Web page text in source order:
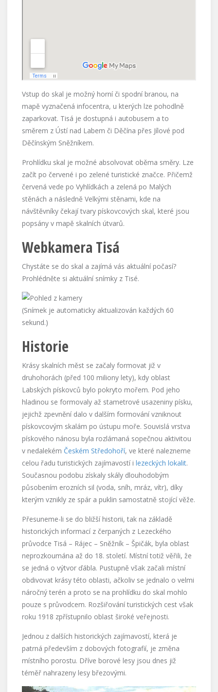
Vstup do skal je možný horní či spodní branou, na
mapě vyznačená infocentra, u kterých lze pohodlně
zaparkovat. Tisá je dostupná i autobusem a to
směrem z Ústí nad Labem či Děčína přes Jílové pod
Děčínským Sněžníkem.
Prohlídku skal je možné absolvovat oběma směry. Lze
začít po červené i po zelené turistické značce. Přičemž
červená vede po Vyhlídkách a zelená po Malých
stěnách a následně Velkými stěnami, kde na
návštěvníky čekají tvary pískovcových skal, které jsou
popsány v mapě skalních útvarů.
Webkamera Tisá
Chystáte se do skal a zajímá vás aktuální počasí?
Prohlédněte si aktuální snímky z Tisé.
(Snímek je automaticky aktualizován každých 60
sekund.)
Historie
Krásy skalních měst se začaly formovat již v
druhohorách (před 100 miliony lety), kdy oblast
Labských pískovců bylo pokryto mořem. Pod jeho
hladinou se formovaly až stametrové usazeniny písku,
jejichž zpevnění dalo v dalším formování vzniknout
pískovcovým skalám po ústupu moře. Souvislá vrstva
pískového nánosu byla rozlámaná sopečnou aktivitou
v nedalekém Českém Středohoří, ve které nalezneme
celou řadu turistických zajímavostí i lezeckých lokalit.
Současnou podobu získaly skály dlouhodobým
působením erozních sil (voda, sníh, mráz, vítr), díky
kterým vznikly ze spár a puklin samostatně stojící věže.
Přesuneme-li se do bližší historii, tak na základě
historických informací z čerpaných z Lezeckého
průvodce Tisá – Rájec – Sněžník – Špičák, byla oblast
neprozkoumána až do 18. století. Místní totiž věřili, že
se jedná o výtvor ďábla. Pustupně však začali místní
obdivovat krásy této oblasti, ačkoliv se jednalo o velmi
náročný terén a proto se na prohlídku do skal mohlo
pouze s průvodcem. Rozšiřování turistických cest však
roku 1918 zpřístupnilo oblast široké veřejnosti.
Jednou z dalších historických zajímavostí, která je
patrná především z dobových fotografií, je změna
místního porostu. Dříve borové lesy jsou dnes již
téměř nahrazeny lesy březovými.